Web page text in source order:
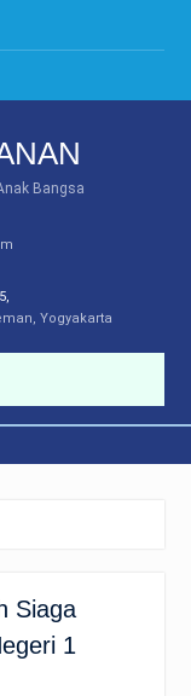
Bangsa
Yogyakarta
Siaga
1